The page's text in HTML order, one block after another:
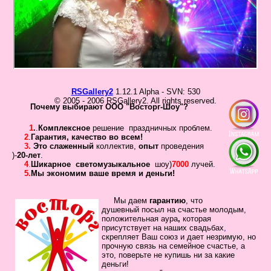
Галерея
Вход для клиентов
Пользователь
Запомнить
Забыли пароль?
RSGallery21.12.1 Alpha - SVN: 530
© 2005 - 2006 RSGallery2. All rights reserved.
Почему выбирают ООО "Восторг-Шоу"?
1.. Комплексное решение праздничных проблем.
2. Гарантия, качество во всем!
3. Это слаженный коллектив, опыт проведения
)-20-лет.
4. Шикарное светомузыкальное шоу)7000 лучей.
5. Мы экономим ваше время и деньги!
Мы даем гарантию, что
душевный посыл на счастье молодым,
положительная аура, которая
присутствует на наших свадьбах,
скрепляет Ваш союз и дает незримую, но
прочную связь на семейное счастье, а
это, поверьте не купишь ни за какие
деньги!